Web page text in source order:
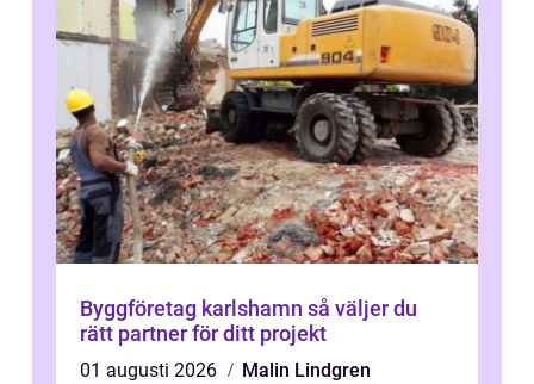
Byggföretag karlshamn så väljer du
rätt partner för ditt projekt
01 augusti 2026
Malin Lindgren